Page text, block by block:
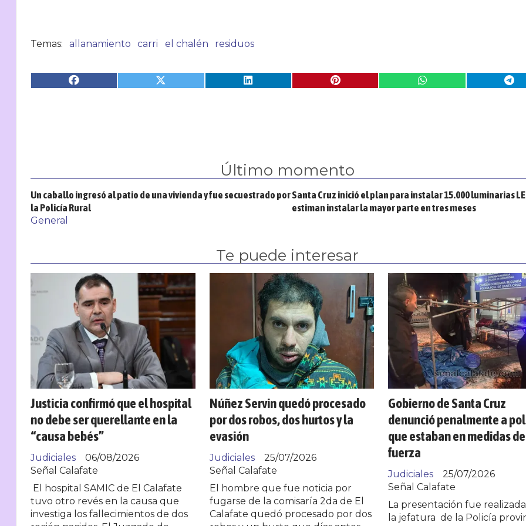
allanamiento carri el chalén residuos
Último momento
Un caballo ingresó al patio de una vivienda y fue secuestrado por
la Policía Rural
General
Santa Cruz inició el plan para instalar 15.000 luminarias
estiman instalar la mayor parte en tres meses
Te puede interesar
Justicia confirmó que el hospital
no debe ser querellante en la
“causa bebés”
Señal Calafate
Judiciales 06/08/2026
El hospital SAMIC de El Calafate
tuvo otro revés en la causa que
investiga los fallecimientos de dos
Núñez Servin quedó procesado
por dos robos, dos hurtos y la
evasión
Señal Calafate
Judiciales 25/07/2026
El hombre que fue noticia por
fugarse de la comisaría 2da de El
Calafate quedó procesado por dos
Gobierno de Santa Cruz
denunció penalmente a
que estaban en medidas de
fuerza
Señal Calafate
Judiciales 25/07/2026
La presentación fue
la jefatura de la Policía